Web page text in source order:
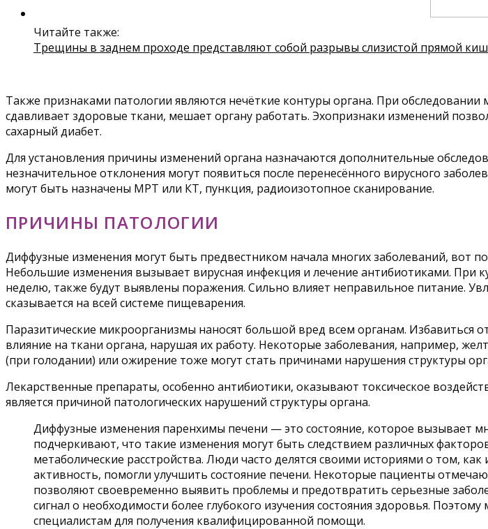
Читайте также:
Трещины в заднем проходе представляют собой разрывы слизистой прямой
Также признаками патологии являются нечёткие контуры органа. При
сдавливает здоровые ткани, мешает органу работать. Эхопризнаки изменений
сахарный диабет.
Для установления причины изменений органа назначаются дополнительные
незначительное отклонения могут появиться после перенесённого вирусного
могут быть назначены МРТ или КТ, пункция, радиоизотопное сканирование.
ПРИЧИНЫ ПАТОЛОГИИ
Диффузные изменения могут быть предвестником начала многих заболеваний, вот
Небольшие изменения вызывает вирусная инфекция и лечение антибиотиками. При
неделю, также будут выявлены поражения. Сильно влияет неправильное питание.
сказывается на всей системе пищеварения.
Паразитические микроорганизмы наносят большой вред всем органам. Избавиться
влияние на ткани органа, нарушая их работу. Некоторые заболевания, например,
(при голодании) или ожирение тоже могут стать причинами нарушения структуры
Лекарственные препараты, особенно антибиотики, оказывают токсическое
является причиной патологических нарушений структуры органа.
Диффузные изменения паренхимы печени — это состояние, которое вызывает
подчеркивают, что такие изменения могут быть следствием различных
метаболические расстройства. Люди часто делятся своими историями о том,
активность, помогли улучшить состояние печени. Некоторые пациенты
позволяют своевременно выявить проблемы и предотвратить серьезные
сигнал о необходимости более глубокого изучения состояния здоровья.
специалистам для получения квалифицированной помощи.